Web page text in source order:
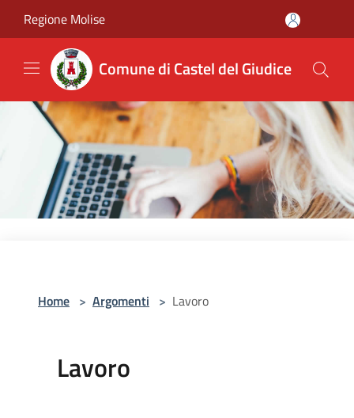
Regione Molise
Comune di Castel del Giudice
Home > Argomenti > Lavoro
Lavoro